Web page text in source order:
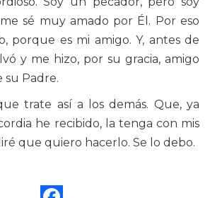
sé muy amado por Él. Por eso
porque es mi amigo. Y, antes de
y me hizo, por su gracia, amigo
su Padre.
trate así a los demás. Que, ya
he recibido, la tenga con mis
que quiero hacerlo. Se lo debo.